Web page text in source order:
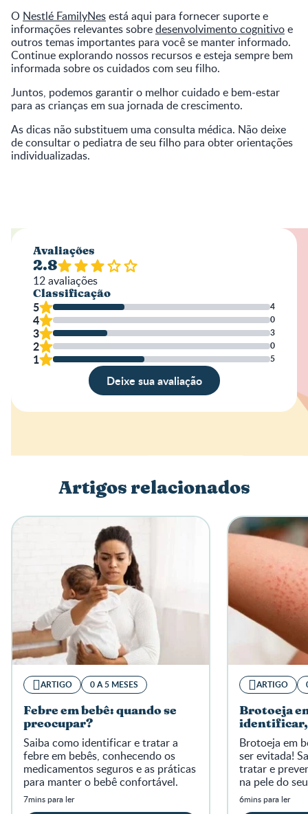
O Nestlé FamilyNesestá aqui para fornecer suporte e
informações relevantes sobredesenvolvimento cognitivoe
outros temas importantes para você se manter informado.
Continue explorando nossos recursos e esteja sempre bem
informada sobre os cuidados com seu filho.
Juntos, podemos garantir o melhor cuidado e bem-estar
para as crianças em sua jornada de crescimento.
As dicas não substituem uma consulta médica. Não deixe
de consultar o pediatra de seu filho para obter orientações
individualizadas.
Avaliações
2.8
12avaliações
Classificação
5 4
4 0
3 3
2 0
1 5
Deixe sua avaliação
Escreva a sua opinião
Artigos relacionados
ARTIGO 0 A 5 MESES
Febre em bebê: quando se
preocupar?
Saiba como identificar e tratar a
febre em bebês, conhecendo os
medicamentos seguros e as práticas
para manter o bebê confortável.
7mins para ler
ARTIGO
Brotoeja
Brotoeja em
ser evitada!
tratar e
na pele do
6mins para ler